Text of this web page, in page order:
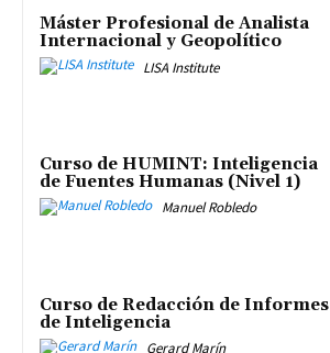
Máster Profesional de Analista
Internacional y Geopolítico
LISA Institute
Curso de HUMINT: Inteligencia
de Fuentes Humanas (Nivel 1)
Manuel Robledo
Curso de Redacción de Informes
de Inteligencia
Gerard Marín